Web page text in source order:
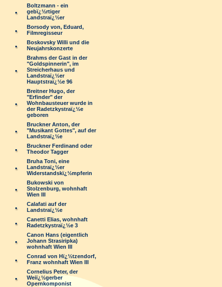
Boltzmann - ein
gebï¿½rtiger
Landstraï¿½er
Borsody von, Eduard,
Filmregisseur
Boskovsky Willi und die
Neujahrskonzerte
Brahms der Gast in der
"Goldspinnerin", im
Streicherhaus und
Landstraï¿½er
Hauptstraï¿½e 96
Breitner Hugo, der
"Erfinder" der
Wohnbausteuer wurde in
der Radetzkystraï¿½e
geboren
Bruckner Anton, der
"Musikant Gottes", auf der
Landstraï¿½e
Bruckner Ferdinand oder
Theodor Tagger
Bruha Toni, eine
Landstraï¿½er
Widerstandskï¿½mpferin
Bukowski von
Stolzenburg, wohnhaft
Wien III
Calafati auf der
Landstraï¿½e
Canetti Elias, wohnhaft
Radetzkystraï¿½e 3
Canon Hans (eigentlich
Johann Strasiripka)
wohnhaft Wien III
Conrad von Hï¿½tzendorf,
Franz wohnhaft Wien III
Cornelius Peter, der
Weiï¿½gerber
Opernkomponist